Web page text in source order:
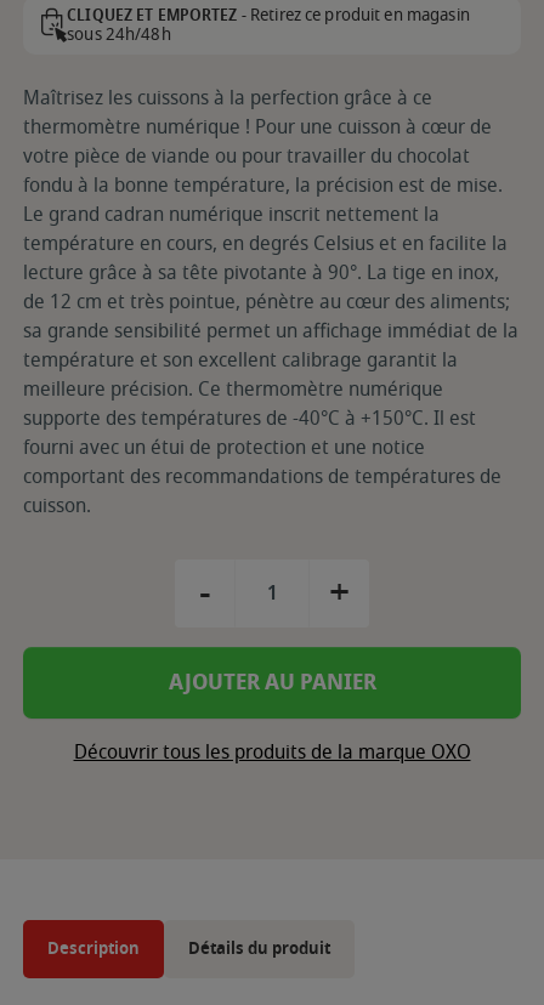
CLIQUEZ ET EMPORTEZ -Retirez ce produit en magasin
sous 24h/48h
Maîtrisez les cuissons à la perfection grâce à ce
thermomètre numérique ! Pour une cuisson à cœur de
votre pièce de viande ou pour travailler du chocolat
fondu à la bonne température, la précision est de mise.
Le grand cadran numérique inscrit nettement la
température en cours, en degrés Celsius et en facilite la
lecture grâce à sa tête pivotante à 90°. La tige en inox,
de 12 cm et très pointue, pénètre au cœur des aliments;
sa grande sensibilité permet un affichage immédiat de la
température et son excellent calibrage garantit la
meilleure précision. Ce thermomètre numérique
supporte des températures de -40°C à +150°C. Il est
fourni avec un étui de protection et une notice
comportant des recommandations de températures de
cuisson.
- +
AJOUTER AU PANIER
Découvrir tous les produits de la marque OXO
Description Détails du produit